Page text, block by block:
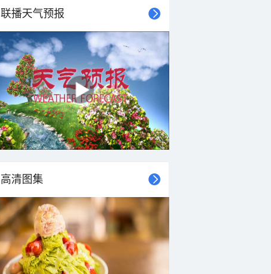
联播天气预报
高清图集